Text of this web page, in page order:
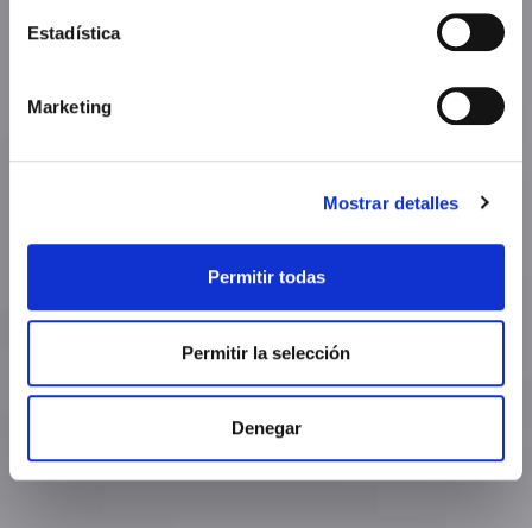
Estadística
Marketing
Mostrar detalles
Permitir todas
Permitir la selección
Denegar